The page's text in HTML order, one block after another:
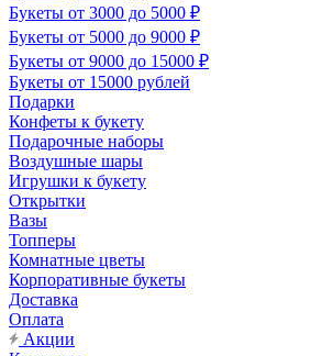
Букеты от 3000 до 5000 ₽
Букеты от 5000 до 9000 ₽
Букеты от 9000 до 15000 ₽
Букеты от 15000 рублей
Подарки
Конфеты к букету
Подарочные наборы
Воздушные шары
Игрушки к букету
Открытки
Вазы
Топперы
Комнатные цветы
Корпоративные букеты
Доставка
Оплата
Акции